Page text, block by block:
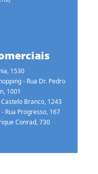
1530
- Rua Dr. Pedro
1001
Branco, 1243
Rua Progresso, 167
Conrad, 730